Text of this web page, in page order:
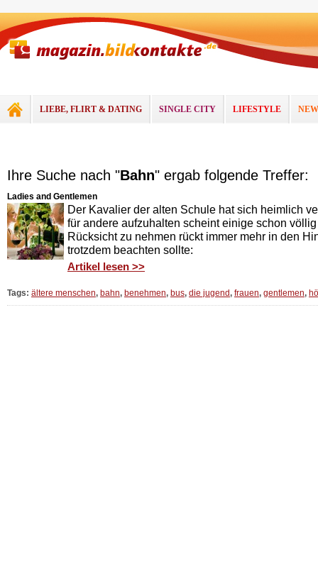
LIEBE, FLIRT & DATING SINGLE CITY LIFESTYLE
Ihre Suche nach "Bahn" ergab folgende Treffer:
Ladies and Gentlemen
Der Kavalier der alten Schule hat sich heimlich
für andere aufzuhalten scheint einige schon
Rücksicht zu nehmen rückt immer mehr in den
trotzdem beachten sollte:
Artikel lesen >>
Tags: ältere menschen, bahn, benehmen, bus, die jugend, frauen, gentlemen,